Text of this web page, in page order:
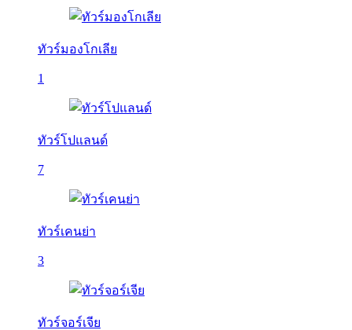
ทัวร์มองโกเลีย
1
ทัวร์โปแลนด์
7
ทัวร์เคนย่า
3
ทัวร์จอร์เจีย